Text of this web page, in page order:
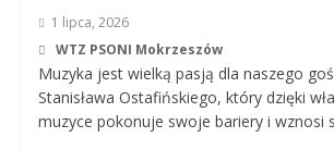
1 lipca, 2026
WTZ PSONI Mokrzeszów
Muzyka jest wielką pasją dla naszego
Stanisława Ostafińskiego, który dzięki
muzyce pokonuje swoje bariery i wznosi